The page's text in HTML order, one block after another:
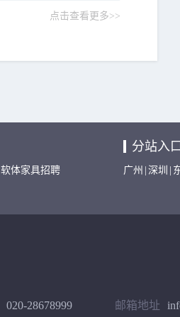
点击查看更多>>
软体家具招聘
分站入口
广州 深圳
020-28678999 邮箱地址